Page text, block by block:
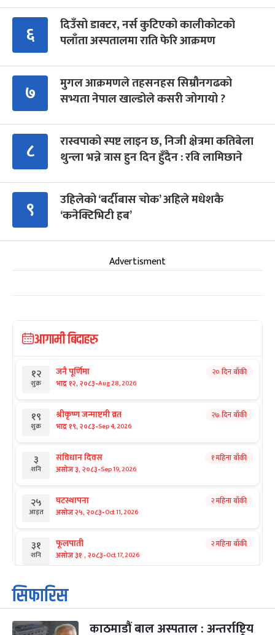
६
दिउँसो डाक्टर, नर्स कुटिएको कालीकोटको
पलाँता अस्पतालमा राति फेरि आक्रमण
७
मुगल आक्रमणले तहसनहस सिम्रौनगढको
सभ्यता नेपाल खाल्डोले कसरी जोगायो ?
८
रास्वपाको स्पष्ट लाइन छ, निजी क्षेत्रमा कतिबेला
थुन्ला भन्ने त्रास हुन दिन हुँदैन : रवि लामिछाने
९
उहिलेको ‘बर्दीबास चोक’ अहिले मधेशकै
‘कनेक्टिभिटी हब’
Advertisment
आगामी बिदाहरु
१२
शुक्र
जनै पूर्णिमा
भाद्र १२, २०८३-Aug 28, 2026
२० दिन बाँकी
१९
शुक्र
श्रीकृष्ण जन्माष्टमी व्रत
भाद्र १९, २०८३-Sep 4, 2026
२७ दिन बाँकी
३
शनि
संविधान दिवस
असोज ३, २०८३-Sep 19, 2026
१ महिना बाँकी
२५
आइत
घटस्थापना
असोज २५, २०८३-Oct 11, 2026
२ महिना बाँकी
३१
शनि
फूलपाती
असोज ३१ , २०८३-Oct 17, 2026
२ महिना बाँकी
१
आइत
कार्तिक सङ्क्रान्ति
कार्तिक १, २०८३
महानवमी २ महिना बाँकी
सिफारिस
काठमाडौं बाल अस्पताल : अन्तर्राष्ट्रिय